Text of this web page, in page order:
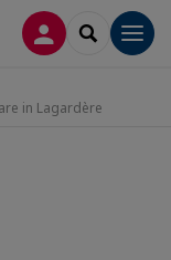
CONNEXION
in Lagardère